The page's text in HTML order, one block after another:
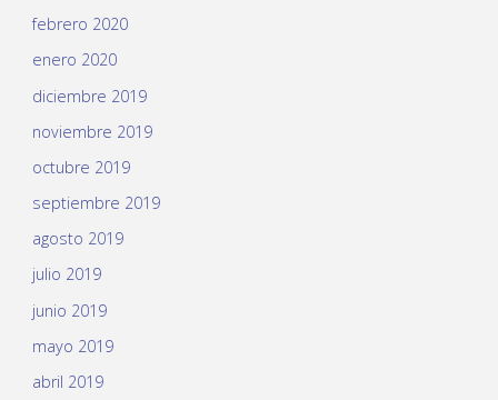
febrero 2020
enero 2020
diciembre 2019
noviembre 2019
octubre 2019
septiembre 2019
agosto 2019
julio 2019
junio 2019
mayo 2019
abril 2019